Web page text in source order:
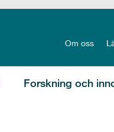
Om oss
Forskning och